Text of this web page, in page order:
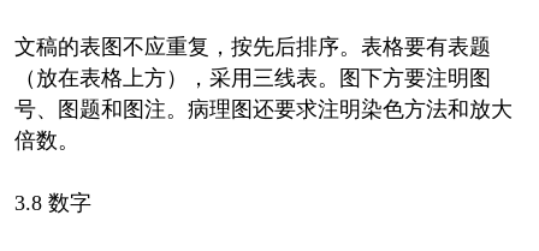
文稿的表图不应重复，按先后排序。表格要有表题
（放在表格上方），采用三线表。图下方要注明图
号、图题和图注。病理图还要求注明染色方法和放大
倍数。
3.8 数字